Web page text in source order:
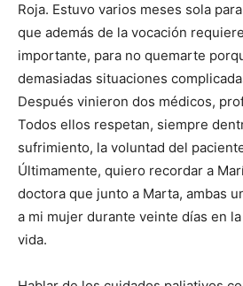
Roja. Estuvo varios meses sola
que además de la vocación
importante, para no quemarte
demasiadas situaciones
Después vinieron dos médicos,
Todos ellos respetan, siempre
sufrimiento, la voluntad del
Últimamente, quiero recordar a
doctora que junto a Marta, ambas
a mi mujer durante veinte días en
vida.